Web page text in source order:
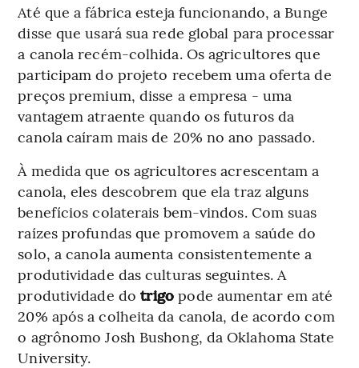
Até que a fábrica esteja funcionando, a Bunge
disse que usará sua rede global para processar
a canola recém-colhida. Os agricultores que
participam do projeto recebem uma oferta de
preços premium, disse a empresa - uma
vantagem atraente quando os futuros da
canola caíram mais de 20% no ano passado.
À medida que os agricultores acrescentam a
canola, eles descobrem que ela traz alguns
benefícios colaterais bem-vindos. Com suas
raízes profundas que promovem a saúde do
solo, a canola aumenta consistentemente a
produtividade das culturas seguintes. A
produtividade dotrigo pode aumentar em até
20% após a colheita da canola, de acordo com
o agrônomo Josh Bushong, da Oklahoma State
University.